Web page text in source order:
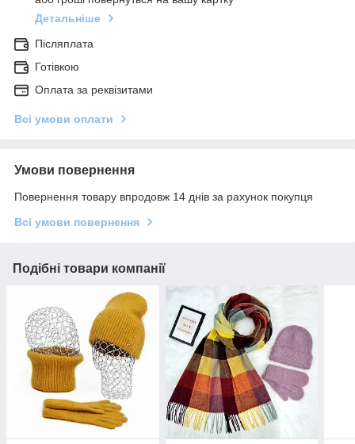
Детальніше
Післяплата
Готівкою
Оплата за реквізитами
Всі умови оплати
Умови повернення
Повернення товару впродовж 14 днів за рахунок покупця
Всі умови повернення
Подібні товари компанії